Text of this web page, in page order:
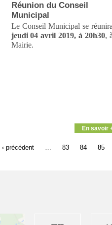
Réunion du Conseil
Municipal
Le Conseil Municipal se
jeudi 04 avril 2019, à 20h30,
Mairie.
En savoir
‹ précédent 83 84 85